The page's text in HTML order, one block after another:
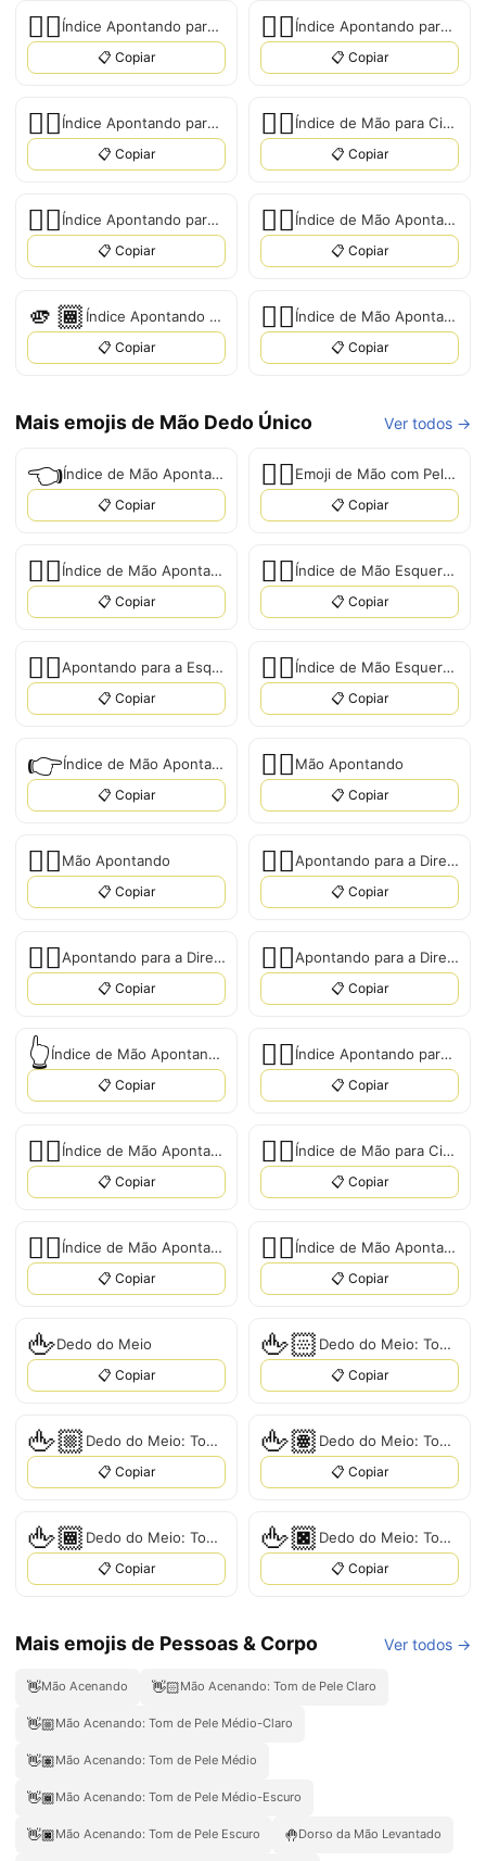
☝🏾 Índice Apontando para Cima: Tom de Pele Médio-Escuro
📋 Copiar
☝🏿 Índice Apontando para Cima: Tom de Pele Escuro
📋 Copiar
☝🏼 Índice Apontando para Cima: Tom de Pele Médio-Claro
📋 Copiar
👆🏽 Índice de Mão para Cima: Tom de Pele Médio
📋 Copiar
👆🏻 Índice Apontando para Cima: Pele Clara
📋 Copiar
👆🏿 Índice de Mão Apontando para Cima: Tom de Pele Escuro
📋 Copiar
🫵🏾 Índice Apontando para o Espectador: Tom de Pele Médio-Escuro
📋 Copiar
👆🏾 Índice de Mão Apontando para Cima: Tom de Pele Médio-Escuro
📋 Copiar
Mais emojis de Mão Dedo Único Ver todos →
👈 Índice de Mão Apontando para a Esquerda
📋 Copiar
👈🏻 Emoji de Mão com Pele Clara Apontando para a Esquerda
📋 Copiar
👈🏼 Índice de Mão Apontando para Esquerda: Tom de Pele Médio-Claro
📋 Copiar
👈🏽 Índice de Mão Esquerda Apontando: Tom de Pele Médio
📋 Copiar
👈🏾 Apontando para a Esquerda: Tom de Pele Médio-Escuro
📋 Copiar
👈🏿 Índice de Mão Esquerda Apontando: Tom de Pele Escuro
📋 Copiar
👉 Índice de Mão Apontando para a Direita
📋 Copiar
👉🏻Mão Apontando
📋 Copiar
👉🏼Mão Apontando
📋 Copiar
👉🏽 Apontando para a Direita: Tom de Pele Médio
📋 Copiar
👉🏾 Apontando para a Direita: Tom de Pele Médio-Escuro
📋 Copiar
👉🏿 Apontando para a Direita: Tom de Pele Escuro
📋 Copiar
👆 Índice de Mão Apontando para Cima
📋 Copiar
👆🏻 Índice Apontando para Cima: Pele Clara
📋 Copiar
👆🏼 Índice de Mão Apontando para Cima, Tipo-2
📋 Copiar
👆🏽 Índice de Mão para Cima: Tom de Pele Médio
📋 Copiar
👆🏾 Índice de Mão Apontando para Cima: Tom de Pele Médio-Escuro
📋 Copiar
👆🏿 Índice de Mão Apontando para Cima: Tom de Pele Escuro
📋 Copiar
🖕Dedo do Meio
📋 Copiar
🖕🏻 Dedo do Meio: Tom de Pele Claro
📋 Copiar
🖕🏼 Dedo do Meio: Tom de Pele Médio-Claro
📋 Copiar
🖕🏽 Dedo do Meio: Tom de Pele Médio
📋 Copiar
🖕🏾 Dedo do Meio: Tom de Pele Médio-Escuro
📋 Copiar
🖕🏿 Dedo do Meio: Tom de Pele Escuro
📋 Copiar
Mais emojis de Pessoas & Corpo Ver todos →
👋Mão Acenando 👋🏻Mão Acenando: Tom de Pele Claro
👋🏼Mão Acenando: Tom de Pele Médio-Claro
👋🏽Mão Acenando: Tom de Pele Médio
👋🏾Mão Acenando: Tom de Pele Médio-Escuro
👋🏿Mão Acenando: Tom de Pele Escuro 🤚Dorso da Mão Levantado